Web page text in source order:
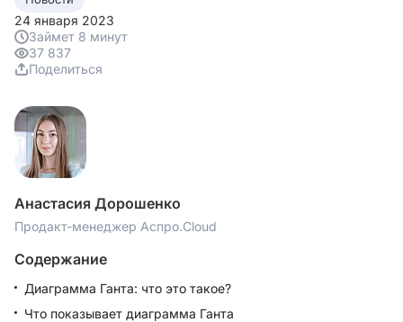
24 января 2023
Займет 8 минут
37 837
Поделиться
Анастасия Дорошенко
Продакт-менеджер Аспро.Cloud
Содержание
Диаграмма Ганта: что это такое?
Что показывает диаграмма Ганта